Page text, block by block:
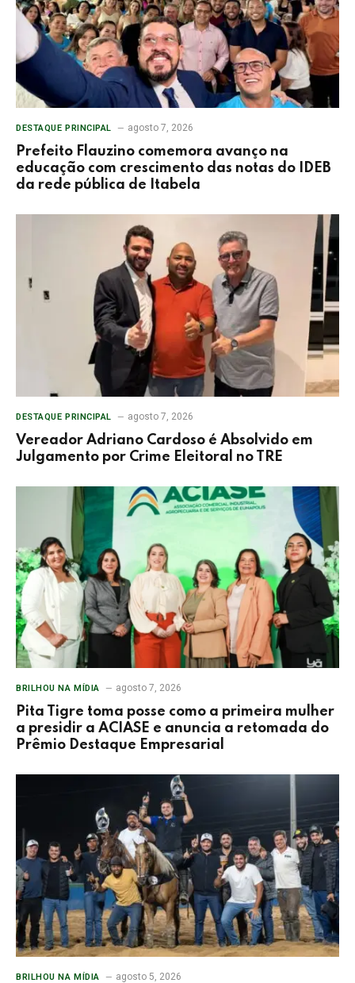
DESTAQUE PRINCIPAL agosto 7, 2026
Prefeito Flauzino comemora avanço na
educação com crescimento das notas do IDEB
da rede pública de Itabela
DESTAQUE PRINCIPAL agosto 7, 2026
Vereador Adriano Cardoso é Absolvido em
Julgamento por Crime Eleitoral no TRE
BRILHOU NA MÍDIA agosto 7, 2026
Pita Tigre toma posse como a primeira mulher
a presidir a ACIASE e anuncia a retomada do
Prêmio Destaque Empresarial
BRILHOU NA MÍDIA agosto 5, 2026